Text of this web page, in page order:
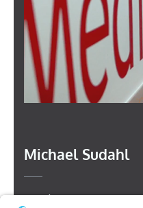
Michael Sudahl
Beethovenstr. 4